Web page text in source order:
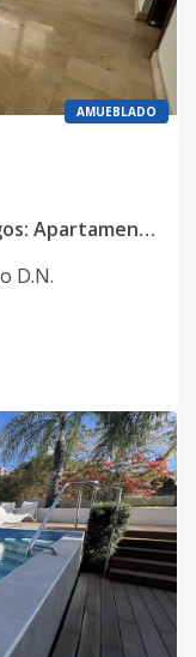
AMUEBLADO
Elegancia Clásica en Los Cacicazgos: Apartamento de 225mts con Planta Full y Mármol
D.N.